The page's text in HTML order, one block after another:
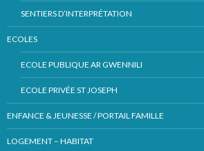
SENTIERS D’INTERPRÉTATION
ECOLES
ECOLE PUBLIQUE AR GWENNILI
ECOLE PRIVÉE ST JOSEPH
ENFANCE & JEUNESSE / PORTAIL FAMILLE
LOGEMENT – HABITAT